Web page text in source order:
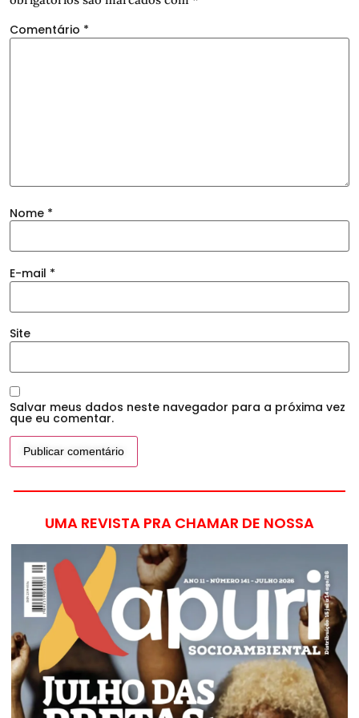
Comentário *
Nome *
E-mail *
Site
Salvar meus dados neste navegador para a próxima vez
que eu comentar.
UMA REVISTA PRA CHAMAR DE NOSSA